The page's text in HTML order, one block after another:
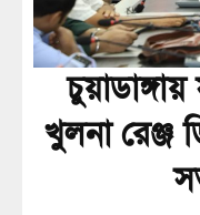
খুলনা রেঞ্জ